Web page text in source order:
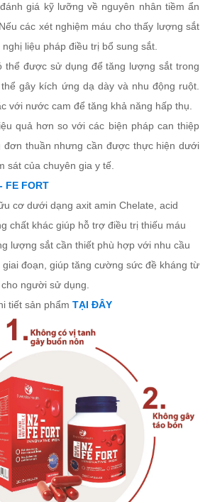
giá kỹ lưỡng về nguyên nhân tiềm ẩn
các xét nghiệm máu cho thấy lượng sắt
liệu pháp điều trị bổ sung sắt.
thể được sử dụng để tăng lượng sắt trong
gây kích ứng dạ dày và nhu động ruột.
với nước cam để tăng khả năng hấp thụ.
quả hơn so với các biện pháp can thiệp
đơn thuần nhưng cần được thực hiện dưới
sát của chuyên gia y tế.
FE FORT
cơ dưới dạng axit amin Chelate, acid
chất khác giúp hỗ trợ điều trị thiếu máu
lượng sắt cần thiết phù hợp với nhu cầu
đoạn, giúp tăng cường sức đề kháng từ
người sử dụng.
tiết sản phẩm TẠI ĐÂY